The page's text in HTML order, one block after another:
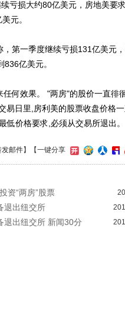
亏损大约80亿美元，房地美要
元。
第一季度继续亏损131亿美元
亿美元。
何效果。 "两房"的股价一直徘
易日里,房利美的股票收盘价格
低价格要求,必须从交易所退出。
发邮件】 【一键分享
资“两房”股票
退出纽交所
退出纽交所 新闻30分